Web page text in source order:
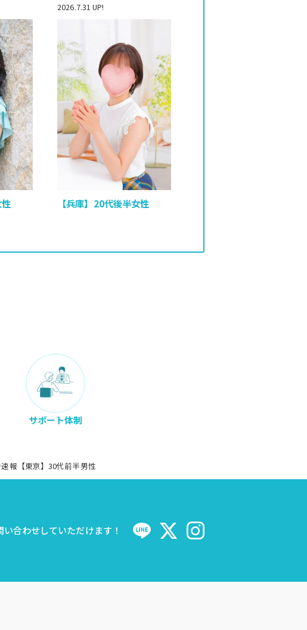
2026.7.31 UP!
【兵庫】20代後半女性
サポート体制
報【東京】30代前半男性
い合わせしていただけます！